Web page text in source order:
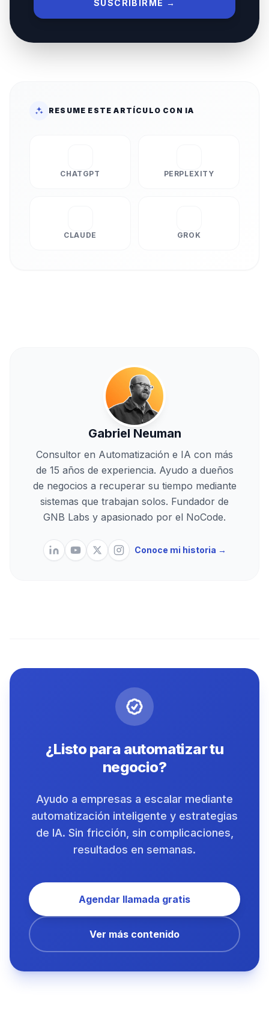
SUSCRIBIRME →
RESUME ESTE ARTÍCULO CON IA
CHATGPT PERPLEXITY
CLAUDE GROK
Gabriel Neuman
Consultor en Automatización e IA con más
de 15 años de experiencia. Ayudo a dueños
de negocios a recuperar su tiempo mediante
sistemas que trabajan solos. Fundador de
GNB Labs y apasionado por el NoCode.
Conoce mi historia →
¿Listo para automatizar tu
negocio?
Ayudo a empresas a escalar mediante
automatización inteligente y estrategias
de IA. Sin fricción, sin complicaciones,
resultados en semanas.
Agendar llamada gratis
Ver más contenido